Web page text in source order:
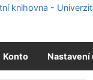
Konto Nastavení